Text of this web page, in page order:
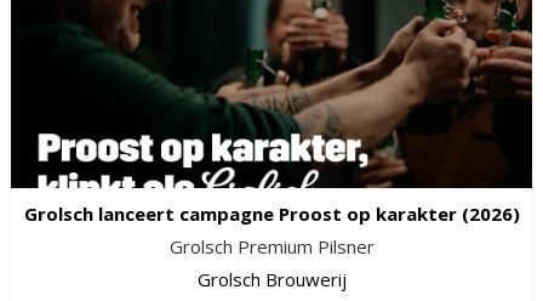
Grolsch lanceert campagne Proost op karakter (2026)
Grolsch Premium Pilsner
Grolsch Brouwerij